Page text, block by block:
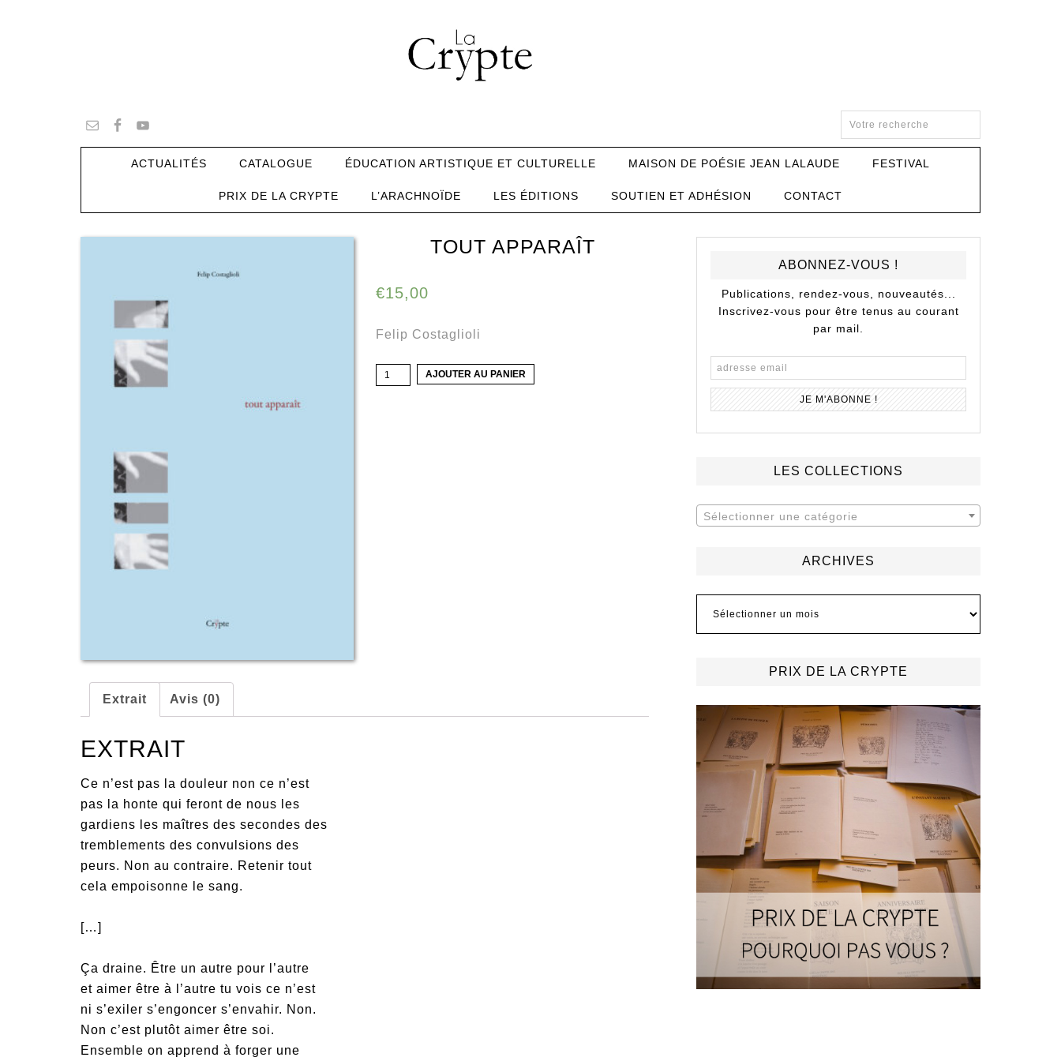
ACTUALITÉS CATALOGUE ÉDUCATION ARTISTIQUE ET CULTURELLE MAISON DE POÉSIE JEAN LALAUDE FESTIVAL
PRIX DE LA CRYPTE L’ARACHNOÏDE LES ÉDITIONS SOUTIEN ET ADHÉSION CONTACT
TOUT APPARAÎT
€15,00
Felip Costaglioli
quantitéAJOUTER AU PANIER
Extrait Avis (0)
EXTRAIT
Ce n’est pas la douleur non ce n’est
pas la honte qui feront de nous les
gardiens les maîtres des secondes des
tremblements des convulsions des
peurs. Non au contraire. Retenir tout
cela empoisonne le sang.
[…]
Ça draine. Être un autre pour l’autre
et aimer être à l’autre tu vois ce n’est
ni s’exiler s’engoncer s’envahir. Non.
Non c’est plutôt aimer être soi.
Ensemble on apprend à forger une
ABONNEZ-VOUS !
Publications, rendez-vous, nouveautés...
Inscrivez-vous pour être tenus au courant
par mail.
LES COLLECTIONS
Sélectionner une catégorie
ARCHIVES
PRIX DE LA CRYPTE